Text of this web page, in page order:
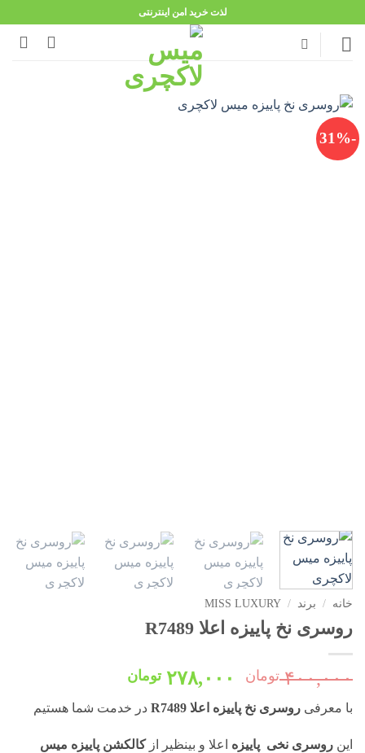
content
لذت خرید امن اینترنتی
-31%
خانه / برند /
MISS LUXURY
روسری نخ پاییزه اعلا R7489
۴۰۰,۰۰۰ تومان
قیمت
اصلی:
۴۰۰,۰۰۰ تومان
بود.
۲۷۸,۰۰۰ تومان
۲۷۸,۰۰۰ تومان.
با معرفی روسری نخ پاییزه اعلا R7489 در خدمت شما هستیم
این روسری نخی پاییزه اعلا و بینظیر ازکالکشن پاییزه میس